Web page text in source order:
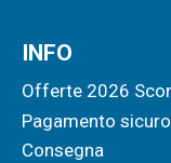
INFO
Offerte 2026
Pagamento sicuro
Consegna